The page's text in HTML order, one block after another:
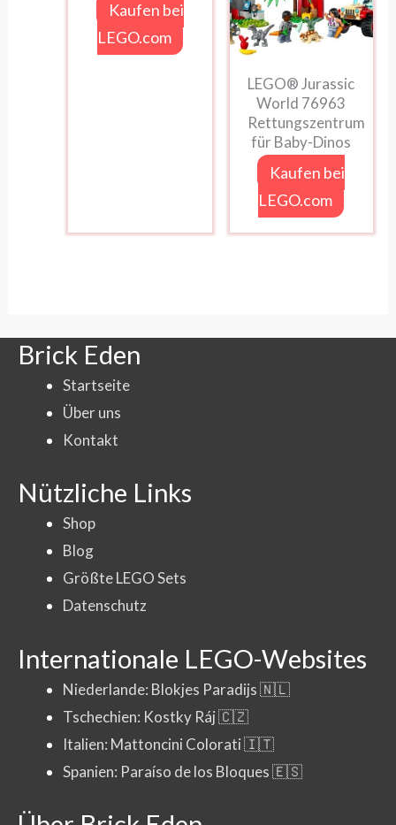
Kaufen bei
LEGO.com
LEGO® Jurassic
World 76963
Rettungszentrum
für Baby-Dinos
Kaufen bei
LEGO.com
Brick Eden
Startseite
Über uns
Kontakt
Nützliche Links
Shop
Blog
Größte LEGO Sets
Datenschutz
Internationale LEGO-Websites
Niederlande: Blokjes Paradijs 🇳🇱
Tschechien: Kostky Ráj 🇨🇿
Italien: Mattoncini Colorati 🇮🇹
Spanien: Paraíso de los Bloques 🇪🇸